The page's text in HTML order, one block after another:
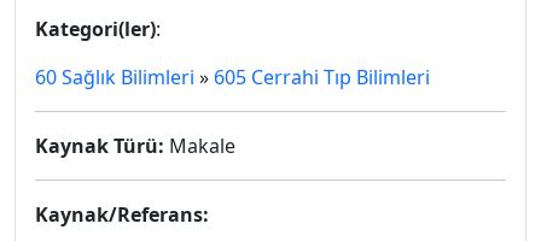
Kategori(ler):
60 Sağlık Bilimleri » 605 Cerrahi Tıp Bilimleri
Kaynak Türü: Makale
Kaynak/Referans: